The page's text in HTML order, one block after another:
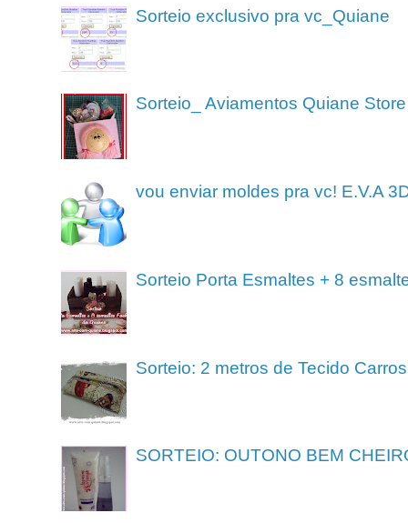
Sorteio exclusivo pra vc_Quiane
Sorteio_ Aviamentos Quiane Store
vou enviar moldes pra vc! E.V.A
Sorteio Porta Esmaltes + 8
Sorteio: 2 metros de Tecido Carros
SORTEIO: OUTONO BEM